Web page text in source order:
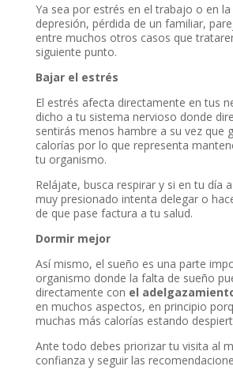
Ya sea por estrés en el trabajo o en la
depresión, pérdida de un familiar,
entre muchos otros casos que
siguiente punto.
Bajar el estrés
El estrés afecta directamente en tus
dicho a tu sistema nervioso donde
sentirás menos hambre a su vez que
calorías por lo que representa
tu organismo.
Relájate, busca respirar y si en tu día
muy presionado intenta delegar o
de que pase factura a tu salud.
Dormir mejor
Así mismo, el sueño es una parte
organismo donde la falta de sueño
directamente con el
en muchos aspectos, en principio
muchas más calorías estando
Ante todo debes priorizar tu visita al
confianza y seguir las